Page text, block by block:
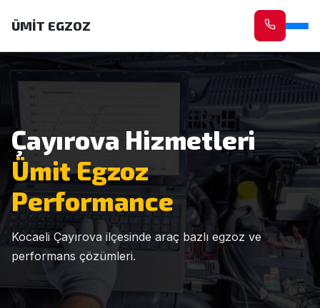
ÜMİT EGZOZ
Çayırova Hizmetleri
Ümit Egzoz
Performance
Kocaeli Çayırova ilçesinde araç bazlı egzoz ve
performans çözümleri.